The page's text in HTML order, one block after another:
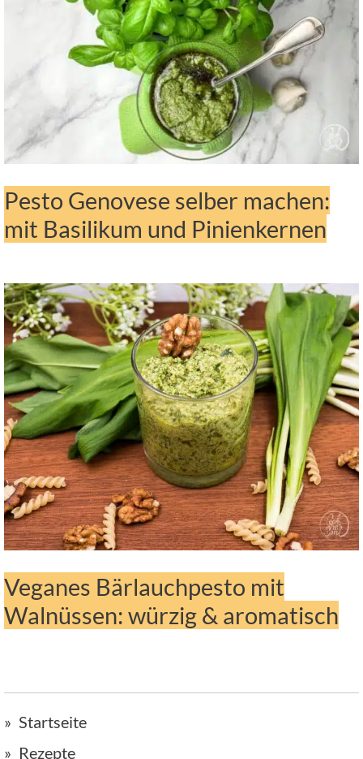
Pesto Genovese selber machen:
mit Basilikum und Pinienkernen
Veganes Bärlauchpesto mit
Walnüssen: würzig & aromatisch
Startseite
Rezepte